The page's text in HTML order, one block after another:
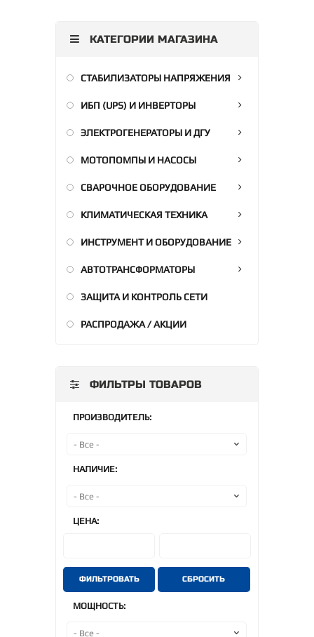
КАТЕГОРИИ МАГАЗИНА
СТАБИЛИЗАТОРЫ НАПРЯЖЕНИЯ
ИБП (UPS) И ИНВЕРТОРЫ
ЭЛЕКТРОГЕНЕРАТОРЫ И ДГУ
МОТОПОМПЫ И НАСОСЫ
СВАРОЧНОЕ ОБОРУДОВАНИЕ
КЛИМАТИЧЕСКАЯ ТЕХНИКА
ИНСТРУМЕНТ И ОБОРУДОВАНИЕ
АВТОТРАНСФОРМАТОРЫ
ЗАЩИТА И КОНТРОЛЬ СЕТИ
РАСПРОДАЖА / АКЦИИ
ФИЛЬТРЫ ТОВАРОВ
ПРОИЗВОДИТЕЛЬ:
НАЛИЧИЕ:
ЦЕНА:
ФИЛЬТРОВАТЬ СБРОСИТЬ
МОЩНОСТЬ: